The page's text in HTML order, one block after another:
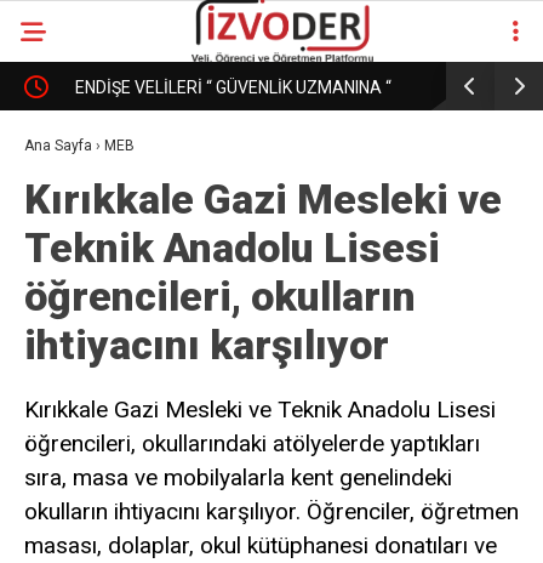
ENDİŞE VELİLERİ “ GÜVENLİK UZMANINA “
DÖNÜŞÜRKEN
EĞİTİM
Ana Sayfa › MEB
Kırıkkale Gazi Mesleki ve
Teknik Anadolu Lisesi
öğrencileri, okulların
ihtiyacını karşılıyor
Kırıkkale Gazi Mesleki ve Teknik Anadolu Lisesi
öğrencileri, okullarındaki atölyelerde yaptıkları
sıra, masa ve mobilyalarla kent genelindeki
okulların ihtiyacını karşılıyor. Öğrenciler, öğretmen
masası, dolaplar, okul kütüphanesi donatıları ve